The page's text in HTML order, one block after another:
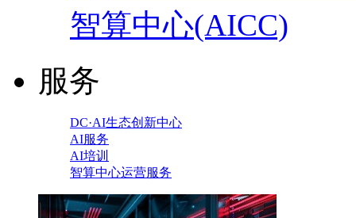
智算中心(AICC)
服务
DC·AI生态创新中心
AI服务
AI培训
智算中心运营服务